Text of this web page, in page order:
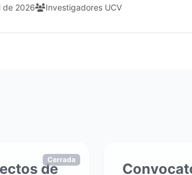
de 2026 Investigadores UCV
Cerrada
de